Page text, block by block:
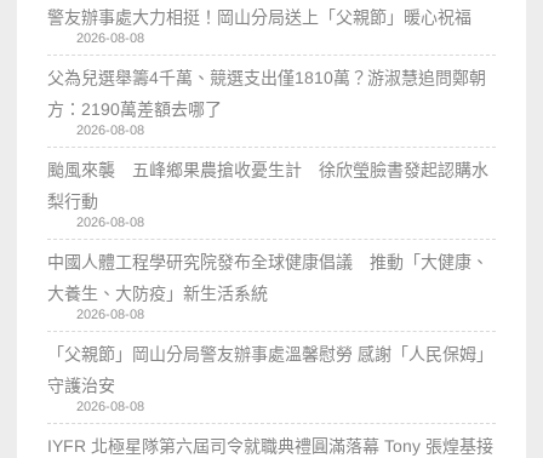
警友辦事處大力相挺！岡山分局送上「父親節」暖心祝福
2026-08-08
父為兒選舉籌4千萬、競選支出僅1810萬？游淑慧追問鄭朝
方：2190萬差額去哪了
2026-08-08
颱風來襲 五峰鄉果農搶收憂生計 徐欣瑩臉書發起認購水
梨行動
2026-08-08
中國人體工程學研究院發布全球健康倡議 推動「大健康、
大養生、大防疫」新生活系統
2026-08-08
「父親節」岡山分局警友辦事處溫馨慰勞 感謝「人民保姆」
守護治安
2026-08-08
IYFR 北極星隊第六屆司令就職典禮圓滿落幕 Tony 張煌基接